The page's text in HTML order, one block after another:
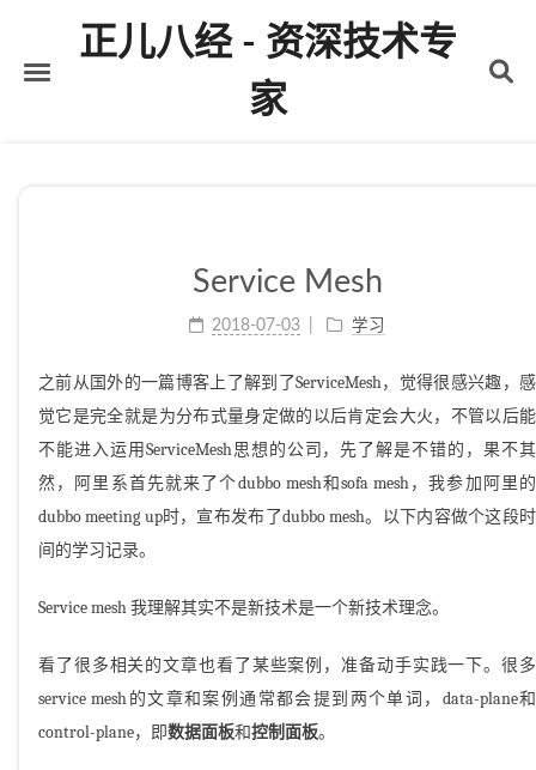
正儿八经 - 资深技术专
家
Service Mesh
2018-07-03 学习
之前从国外的一篇博客上了解到了ServiceMesh，觉得很感兴趣，感
觉它是完全就是为分布式量身定做的以后肯定会大火，不管以后能
不能进入运用ServiceMesh思想的公司，先了解是不错的，果不其
然，阿里系首先就来了个dubbo mesh和sofa mesh，我参加阿里的
dubbo meeting up时，宣布发布了dubbo mesh。以下内容做个这段时
间的学习记录。
Service mesh 我理解其实不是新技术是一个新技术理念。
看了很多相关的文章也看了某些案例，准备动手实践一下。很多
service mesh的文章和案例通常都会提到两个单词，data-plane和
control-plane，即数据面板和控制面板。